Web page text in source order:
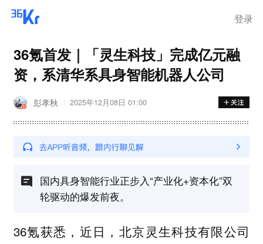
登录
36氪首发｜「灵生科技」完成亿元融
资，系清华系具身智能机器人公司
彭孝秋 2025年12月08日 01:00
国内具身智能行业正步入“产业化+资本化”双
轮驱动的爆发前夜。
36氪获悉，近日，北京灵生科技有限公司